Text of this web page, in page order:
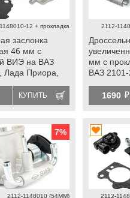
12 + прокладка
заслонка
46 мм с
ВИЭ на ВАЗ
Лада Приора,
КУПИТЬ
2112-
мм с
ВАЗ
Приора,
1690 й
7%
2112-1148010 (54ММ)
2112-